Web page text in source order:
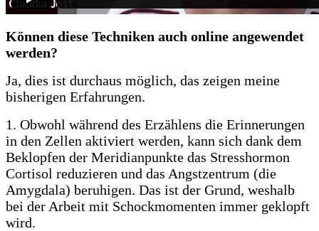
Können diese Techniken auch online angewendet
werden?
Ja, dies ist durchaus möglich, das zeigen meine
bisherigen Erfahrungen.
1. Obwohl während des Erzählens die Erinnerungen
in den Zellen aktiviert werden, kann sich dank dem
Beklopfen der Meridianpunkte das Stresshormon
Cortisol reduzieren und das Angstzentrum (die
Amygdala) beruhigen. Das ist der Grund, weshalb
bei der Arbeit mit Schockmomenten immer geklopft
wird.